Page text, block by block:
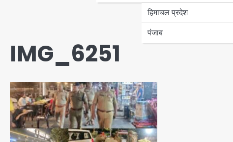
हिमाचल प्रदेश
पंजाब
IMG_6251